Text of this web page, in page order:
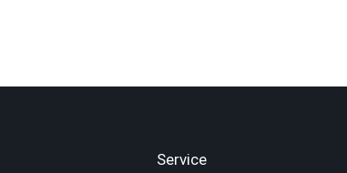
Service